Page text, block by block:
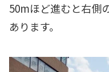
50mほど進むと右側
あります。